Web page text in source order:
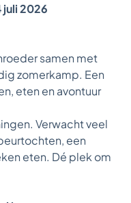
juli 2026
samen met
zomerkamp. Een
eten en avontuur
Verwacht veel
een
eten. Dé plek om